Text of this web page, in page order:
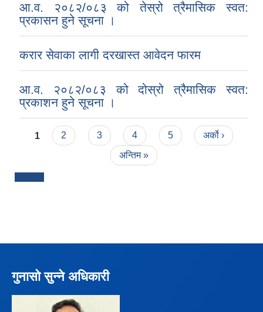
आ.व. २०८२/०८३ को तेस्रो त्रैमासिक स्वत:
प्रकासन हुने सूचना ।
करार सेवाका लागी दरखास्त आवेदन फारम
आ.व. २०८२/०८३ को दोस्रो त्रैमासिक स्वत:
प्रकाशन हुने सूचना ।
Pages
1 2 3 4 5
अर्को ›
अन्तिम »
गुनासो सुन्ने अधिकारी